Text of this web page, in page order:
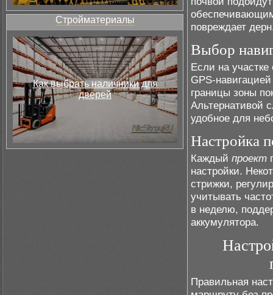
Стройматериалы
Как выбрать наличники для
дверей
повреждает
Выбор
Если на
GPS-
границы зоны
Альтернативой
удобное для
Настройка
Каждый проект
настройки.
стрижки,
учитывать
в неделю,
аккумулятора.
Правильная